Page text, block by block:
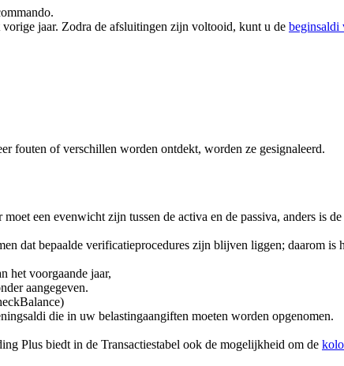
jaar. Zodra de afsluitingen zijn voltooid, kunt u de beginsaldi
fouten of verschillen worden ontdekt, worden ze gesignaleerd.
een evenwicht zijn tussen de activa en de passiva, anders is
dat bepaalde verificatieprocedures zijn blijven liggen; daarom is
het voorgaande jaar,
aangegeven.
die in uw belastingaangiften moeten worden opgenomen.
Plus biedt in de Transactiestabel ook de mogelijkheid om de